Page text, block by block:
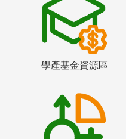
學產基金資源區